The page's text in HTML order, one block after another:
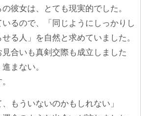
彼女は、とても現実的でした。
るので、「同じようにしっかりし
る人」を自然と求めていました。
合いも真剣交際も成立しました
まない。
、もういないのかもしれない」